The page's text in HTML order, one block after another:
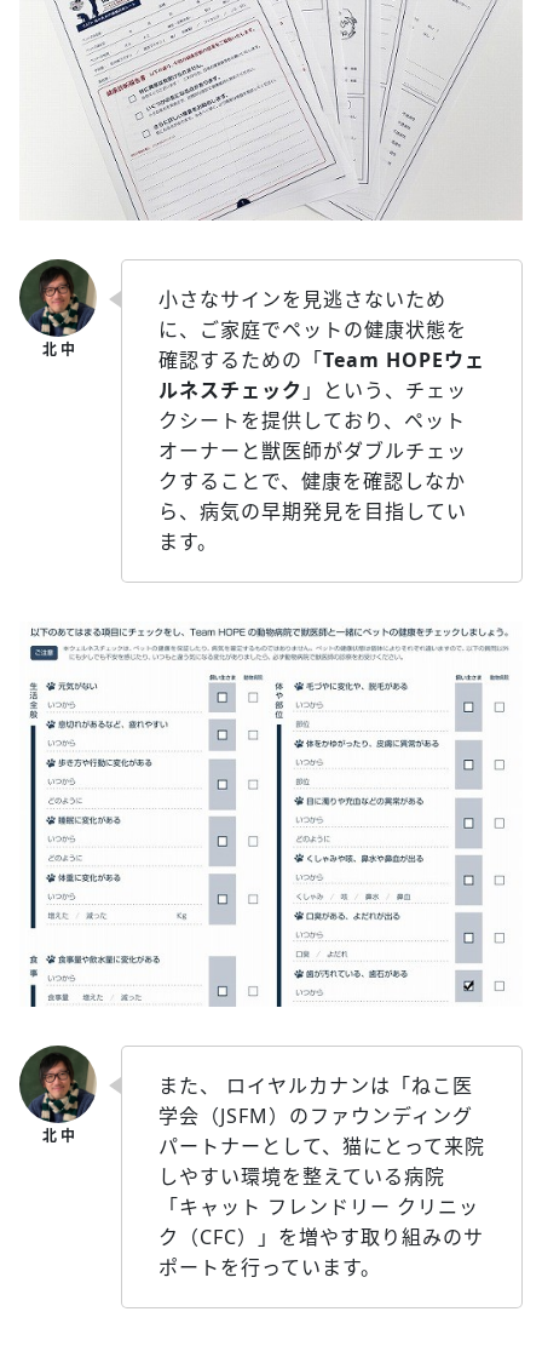
小さなサインを見逃さないため
に、ご家庭でペットの健康状態を
確認するための「Team HOPEウェ
ルネスチェック 」という、チェッ
クシートを提供しており、ペット
オーナーと獣医師がダブルチェッ
クすることで、健康を確認しなか
ら、病気の早期発見を目指してい
ます。
また、 ロイヤルカナンは「ねこ医
学会（JSFM）のファウンディング
パートナーとして、猫にとって来院
しやすい環境を整えている病院
「キャット フレンドリー クリニッ
ク（CFC）」を増やす取り組みのサ
ポートを行っています。